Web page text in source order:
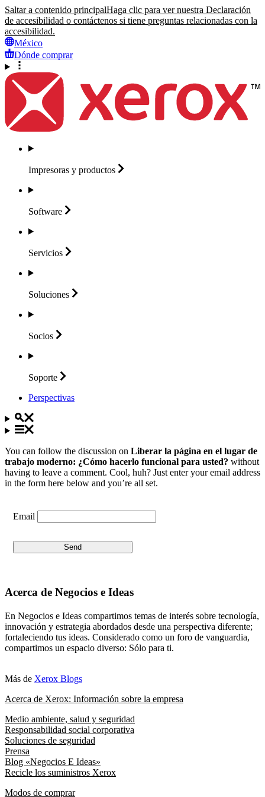
Saltar a contenido principalHaga clic para ver nuestra Declaración
de accesibilidad o contáctenos si tiene preguntas relacionadas con la
accesibilidad.
México
Dónde comprar
Impresoras y productos
Software
Servicios
Soluciones
Socios
Soporte
Perspectivas
You can follow the discussion on Liberar la página en el lugar de
trabajo moderno: ¿Cómo hacerlo funcional para usted? without
having to leave a comment. Cool, huh? Just enter your email address
in the form here below and you’re all set.
Email
Acerca de Negocios e Ideas
En Negocios e Ideas compartimos temas de interés sobre tecnología,
innovación y estrategia abordados desde una perspectiva diferente;
fortaleciendo tus ideas. Considerado como un foro de vanguardia,
compartimos un espacio diverso: Sólo para ti.
Más de Xerox Blogs
Acerca de Xerox: Información sobre la empresa
Medio ambiente, salud y seguridad
Responsabilidad social corporativa
Soluciones de seguridad
Prensa
Blog «Negocios E Ideas»
Recicle los suministros Xerox
Modos de comprar